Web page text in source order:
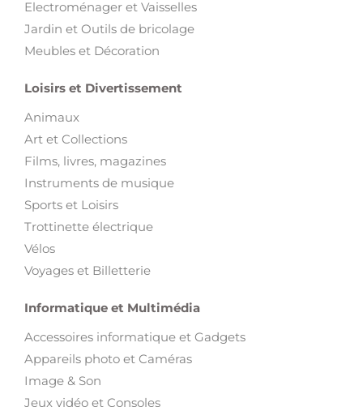
Loisirs et Divertissement
Art et Collections
Films, livres, magazines
Instruments de musique
Sports et Loisirs
Trottinette électrique
Vélos
Voyages et Billetterie
Informatique et Multimédia
Appareils photo et Caméras
Image & Son
Jeux vidéo et Consoles
Ordinateurs
Téléphones